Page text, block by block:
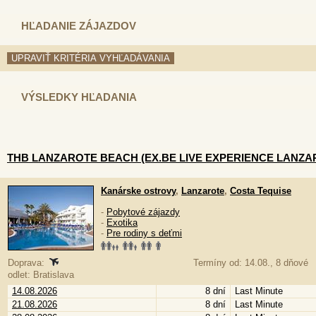
HĽADANIE ZÁJAZDOV
VÝSLEDKY HĽADANIA
THB LANZAROTE BEACH (EX.BE LIVE EXPERIENCE
Kanárske ostrovy, Lanzarote, Costa Tequise
- Pobytové zájazdy
- Exotika
- Pre rodiny s deťmi
Doprava:
Termíny od: 14.08., 8 dňové
odlet: Bratislava
14.08.2026
8 dní
Last Minute
21.08.2026
8 dní
Last Minute